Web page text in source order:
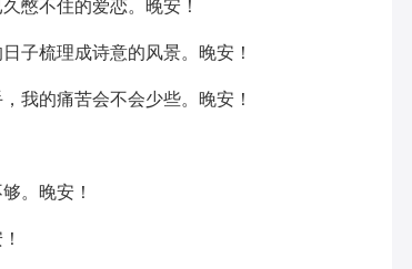
憋不住的爱恋。晚安！
子梳理成诗意的风景。晚安！
我的痛苦会不会少些。晚安！
。晚安！